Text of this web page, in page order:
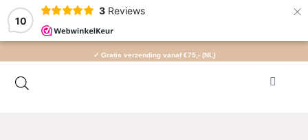
10
3 Reviews ×
✓ Gratis verzending vanaf €75,- (NL)